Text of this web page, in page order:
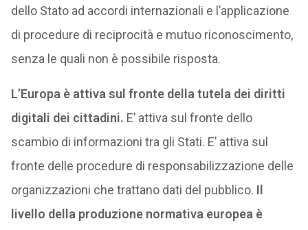
dello Stato ad accordi internazionali e l’applicazione
di procedure di reciprocità e mutuo riconoscimento,
senza le quali non è possibile risposta.
L’Europa è attiva sul fronte della tutela dei diritti
digitali dei cittadini. E’ attiva sul fronte dello
scambio di informazioni tra gli Stati. E’ attiva sul
fronte delle procedure di responsabilizzazione delle
organizzazioni che trattano dati del pubblico. Il
livello della produzione normativa europea è